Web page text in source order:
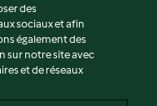
des
sociaux et afin
également des
sur notre site avec
et de réseaux